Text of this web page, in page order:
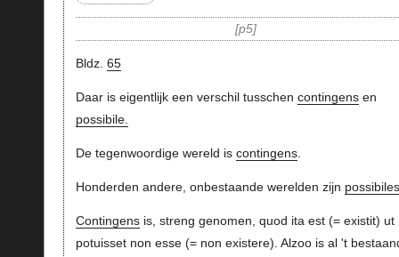
p5
Bldz. 65
Daar is eigentlijk een verschil tusschen contingensen
possibile.
De tegenwoordige wereld is contingens.
Honderden andere, onbestaande werelden zijn possibiles
Contingensis, streng genomen, quod ita est (= existit) ut
potuisset non esse (= non existere). Alzoo is al 't